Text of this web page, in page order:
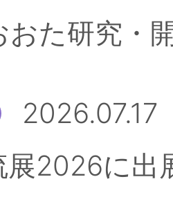
おた研究・
2026.07.17
展2026に出